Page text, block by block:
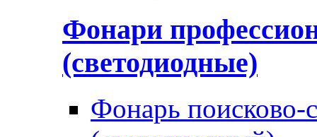
Фонари
(светодиодные)
Фонарь